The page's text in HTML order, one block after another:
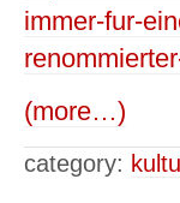
immer-fur-
(more…)
category: